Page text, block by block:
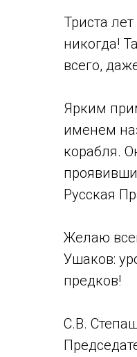
Триста
никогда!
всего,
Ярким
именем
корабля.
Русская
Желаю
Ушаков:
предков!
С.В.